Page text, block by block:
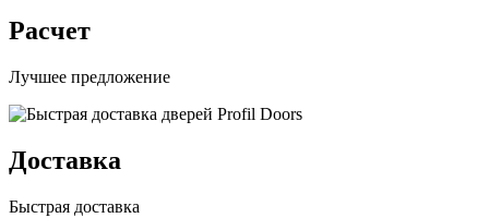
Расчет
Лучшее предложение
Доставка
Быстрая доставка